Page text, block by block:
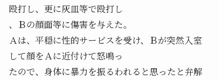
殴打し、更に灰皿等で殴打し
、Ｂの顔面等に傷害を与えた。
Ａは、平穏に性的サービスを受け、Ｂが突然入室
して顔をＡに近付けて怒鳴っ
たので、身体に暴力を振るわれると思ったと弁解